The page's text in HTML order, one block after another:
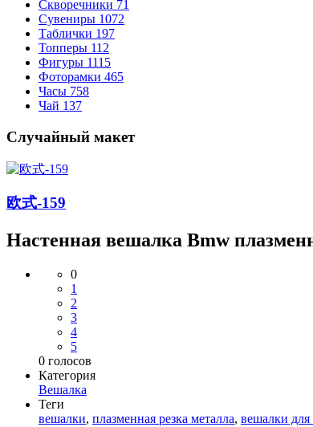
Скворечники 71
Сувениры 1072
Таблички 197
Топперы 112
Фигуры 1115
Фоторамки 465
Часы 758
Чай 137
Случайный макет
欧式-159
Настенная вешалка Bmw
0
1
2
3
4
5
0 голосов
Категория
Вешалка
Теги
вешалки, плазменная резка металла, вешалки